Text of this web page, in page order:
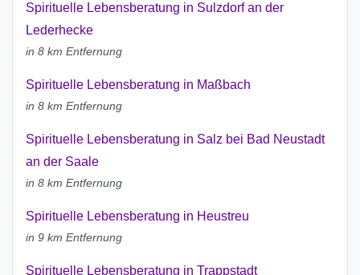
Spirituelle Lebensberatung in Sulzdorf an der
Lederhecke
in 8 km Entfernung
Spirituelle Lebensberatung in Maßbach
in 8 km Entfernung
Spirituelle Lebensberatung in Salz bei Bad Neustadt
an der Saale
in 8 km Entfernung
Spirituelle Lebensberatung in Heustreu
in 9 km Entfernung
Spirituelle Lebensberatung in Trappstadt